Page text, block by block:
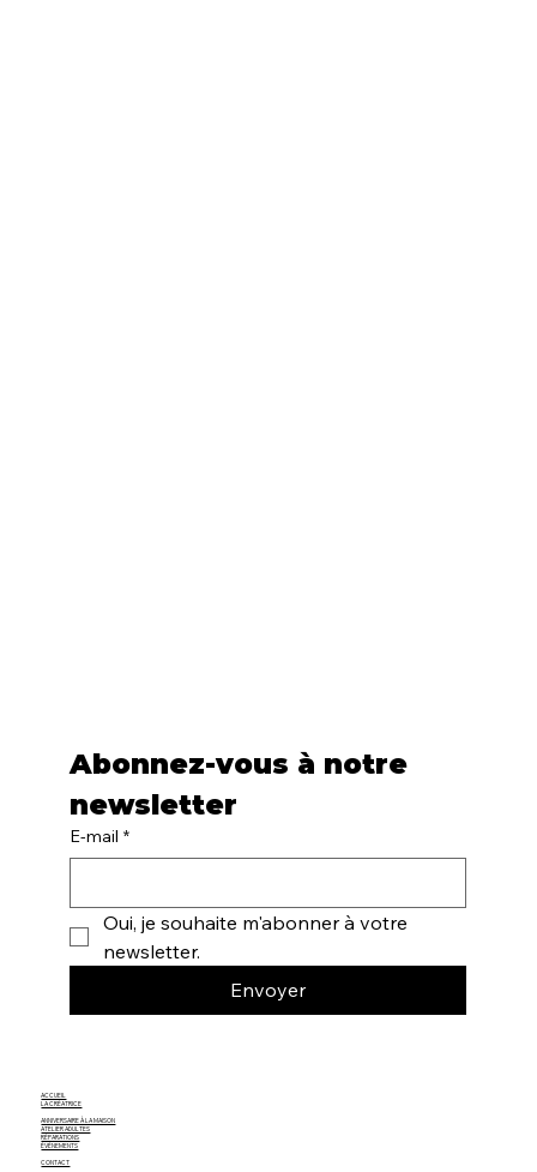
Abonnez-vous à notre
newsletter
E-mail *
Oui, je souhaite m'abonner à votre
newsletter.
Envoyer
ACCUEIL
LA CRÉATRICE
ANNIVERSAIRE À LA MAISON
ATELIER ADULTES
RÉPARATIONS
ÉVÈNEMENTS
CONTACT